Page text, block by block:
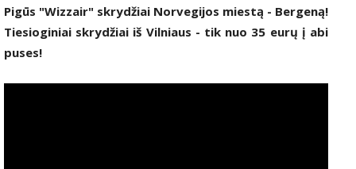
Pigūs "Wizzair" skrydžiai Norvegijos miestą - Bergeną!
Tiesioginiai skrydžiai iš Vilniaus - tik nuo 35 eurų į abi
puses!